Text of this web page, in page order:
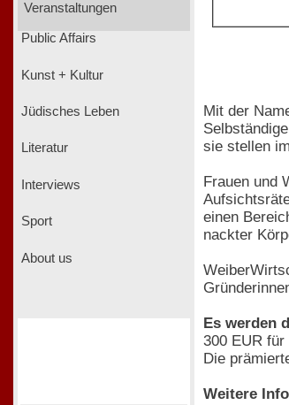
Veranstaltungen
Public Affairs
Kunst + Kultur
Jüdisches Leben
Literatur
Interviews
Sport
About us
Mit der
sie stellen
Frauen und
einen
nackter
Es werden
300 EUR
Die
Weitere